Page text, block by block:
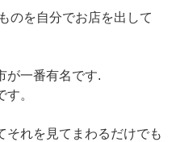
のを自分でお店を出して
が一番有名です.
。
それを見てまわるだけでも